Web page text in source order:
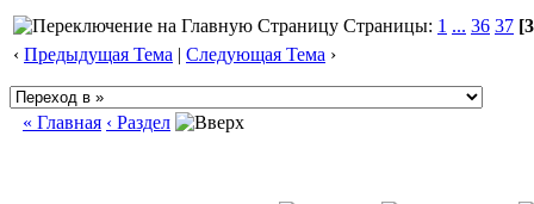
Страницы: 1 ... 36 37
‹ Предыдущая Тема | Следующая Тема ›
« Главная ‹ Раздел